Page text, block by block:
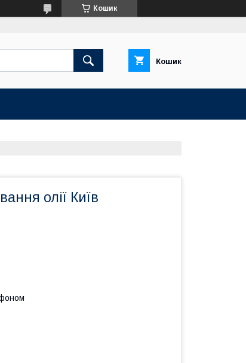
Кошик
Кошик
олії Київ